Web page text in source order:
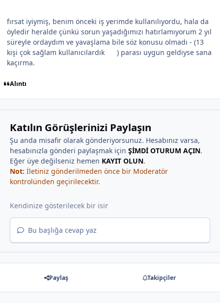
fırsat iyiymiş, benim önceki iş yerimde kullanılıyordu, hala da
öyledir heralde çünkü sorun yaşadığımızı hatırlamıyorum 2 yıl
süreyle ordaydım ve yavaşlama bile söz konusu olmadı - (13
kişi çok sağlam kullanıcılardık
) parası uygun geldiyse sana
kaçırma.
Alıntı
Katılın Görüşlerinizi Paylaşın
Şu anda misafir olarak gönderiyorsunuz. Hesabınız varsa,
hesabınızla gönderi paylaşmak için ŞİMDİ OTURUM AÇIN.
Eğer üye değilseniz hemen KAYIT OLUN.
Not: İletiniz gönderilmeden önce bir Moderatör
kontrolünden geçirilecektir.
Bu başlığa cevap yaz
Paylaş Takipçiler